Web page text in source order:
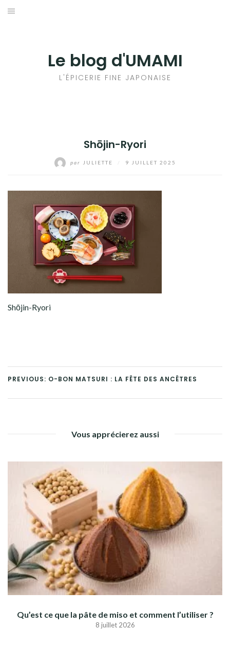
Aller
Le blog d'UMAMI
L'ÉPICERIE FINE JAPONAISE
Shōjin-Ryori
par JULIETTE 9 JUILLET 2025
Shōjin-Ryori
PREVIOUS: O-BON MATSURI : LA FÊTE DES ANCÊTRES
Vous apprécierez aussi
Qu’est ce que la pâte de miso et comment l’utiliser ?
8 juillet 2026